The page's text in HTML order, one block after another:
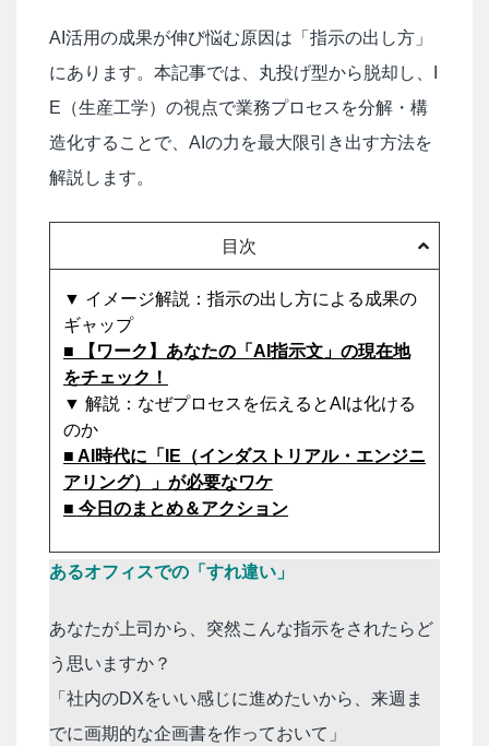
AI活用の成果が伸び悩む原因は「指示の出し方」
にあります。本記事では、丸投げ型から脱却し、I
E（生産工学）の視点で業務プロセスを分解・構
造化することで、AIの力を最大限引き出す方法を
解説します。
目次
▼ イメージ解説：指示の出し方による成果の
ギャップ
■ 【ワーク】あなたの「AI指示文」の現在地
をチェック！
▼ 解説：なぜプロセスを伝えるとAIは化ける
のか
■ AI時代に「IE（インダストリアル・エンジニ
アリング）」が必要なワケ
■ 今日のまとめ＆アクション
あるオフィスでの「すれ違い」
あなたが上司から、突然こんな指示をされたらど
う思いますか？
「社内のDXをいい感じに進めたいから、来週ま
でに画期的な企画書を作っておいて」